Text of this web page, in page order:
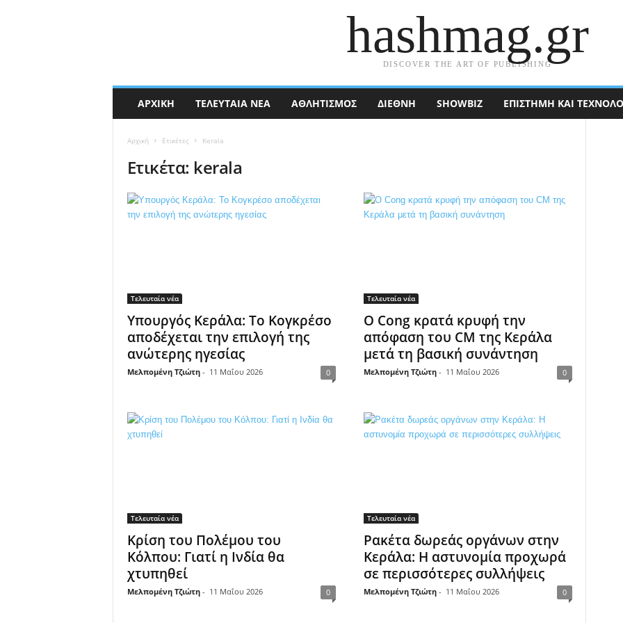
hashmag.gr
DISCOVER THE ART OF PUBLISHING
ΑΡΧΙΚΉ ΤΕΛΕΥΤΑΊΑ ΝΈΑ ΑΘΛΗΤΙΣΜΟΣ ΔΙΕΘΝΉ SHOWBIZ ΕΠΙΣΤΉΜΗ ΚΑΙ
Αρχική Ετικέτες Kerala
Ετικέτα: kerala
Τελευταία νέα
Υπουργός Κεράλα: Το Κογκρέσο
αποδέχεται την επιλογή της
ανώτερης ηγεσίας
Μελπομένη Τζιώτη - 11 Μαΐου 2026 0
Τελευταία νέα
Ο Cong κρατά κρυφή την
απόφαση του CM της Κεράλα
μετά τη βασική συνάντηση
Μελπομένη Τζιώτη - 11 Μαΐου 2026 0
Τελευταία νέα
Κρίση του Πολέμου του
Κόλπου: Γιατί η Ινδία θα
χτυπηθεί
Μελπομένη Τζιώτη - 11 Μαΐου 2026 0
Τελευταία νέα
Ρακέτα δωρεάς οργάνων στην
Κεράλα: Η αστυνομία προχωρά
σε περισσότερες συλλήψεις
Μελπομένη Τζιώτη - 11 Μαΐου 2026 0